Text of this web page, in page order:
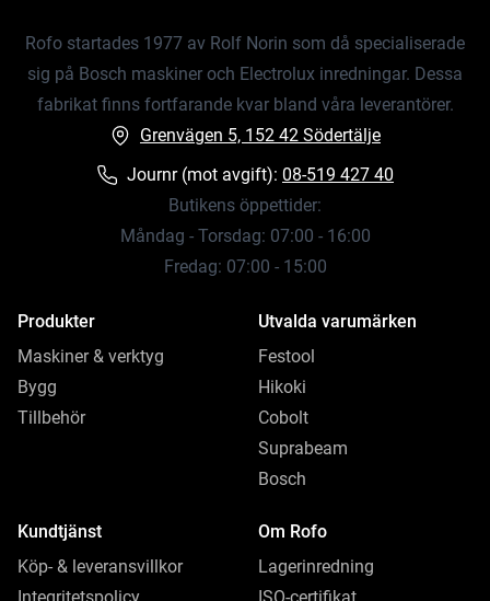
Rofo startades 1977 av Rolf Norin som då specialiserade
sig på Bosch maskiner och Electrolux inredningar. Dessa
fabrikat finns fortfarande kvar bland våra leverantörer.
Grenvägen 5, 152 42 Södertälje
Journr (mot avgift): 08-519 427 40
Butikens öppettider:
Måndag - Torsdag: 07:00 - 16:00
Fredag: 07:00 - 15:00
Produkter
Maskiner & verktyg
Bygg
Tillbehör
Utvalda varumärken
Festool
Hikoki
Cobolt
Suprabeam
Bosch
Kundtjänst
Köp- & leveransvillkor
Om Rofo
Lagerinredning